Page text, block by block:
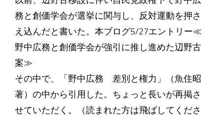
務と創価学会が選挙に関与し、反対運動を押さ
え込んだと書いた。本ブログ5/27エントリー≪
野中広務と創価学会が強引に推し進めた辺野古
案≫
その中で、「野中広務 差別と権力」（魚住昭
著）の中から引用した。ちょっと長いが再掲さ
せていただく。（読まれた方は飛ばしてくださ